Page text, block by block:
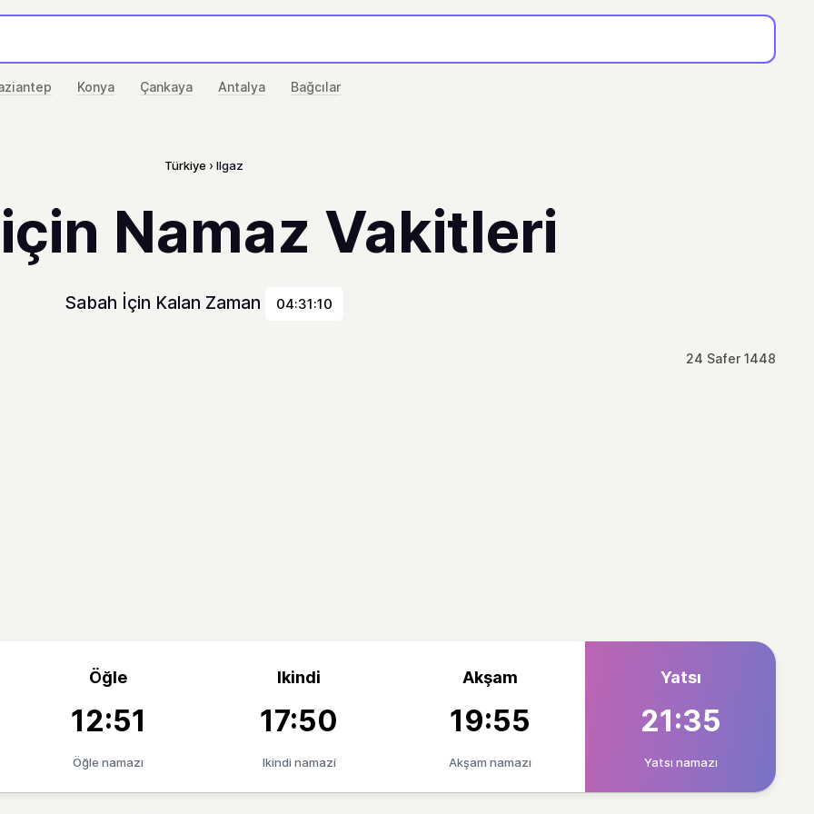
Konya Çankaya Antalya Bağcılar
Türkiye Ilgaz
Namaz Vakitleri
Sabah İçin Kalan Zaman 04:31:10
24 Safer 1448
Öğle
12:51
Öğle namazı
Ikindi
17:50
Ikindi namazi
Akşam
19:55
Akşam namazı
Yatsı
21:35
Yatsı namazı